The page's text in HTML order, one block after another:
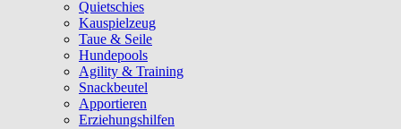
Quietschies
Kauspielzeug
Taue & Seile
Hundepools
Agility & Training
Snackbeutel
Apportieren
Erziehungshilfen